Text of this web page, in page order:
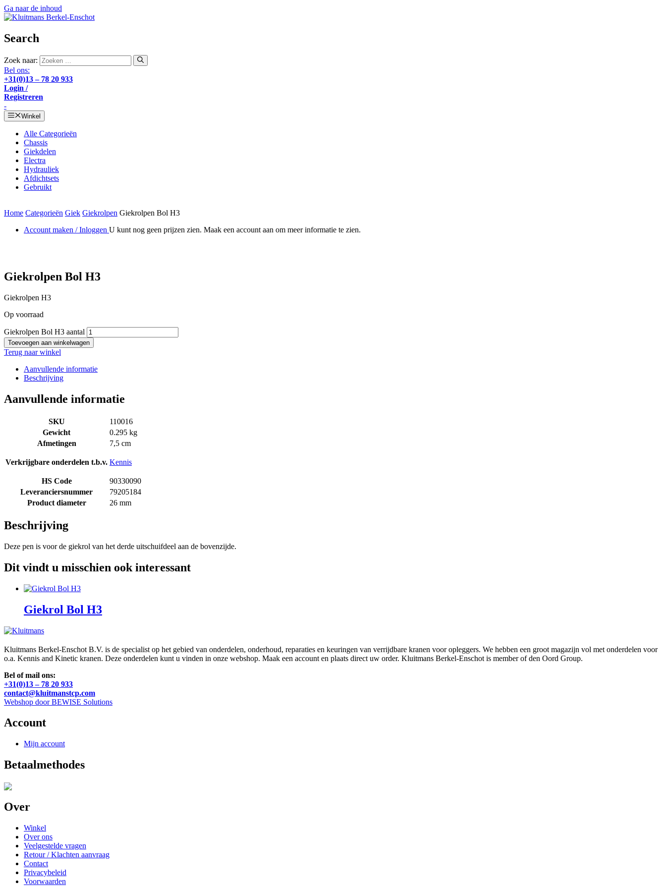
Ga naar de inhoud
Search
Zoek naar:
Bel ons:
+31(0)13 – 78 20 933
Login /
Registreren
-
Winkel
Alle Categorieën
Chassis
Giekdelen
Electra
Hydrauliek
Afdichtsets
Gebruikt
Home Categorieën Giek Giekrolpen Giekrolpen Bol H3
Account maken / Inloggen U kunt nog geen prijzen zien. Maak een account aan om meer informatie te zien.
Giekrolpen Bol H3
Giekrolpen H3
Op voorraad
Giekrolpen Bol H3 aantal
Toevoegen aan winkelwagen
Terug naar winkel
Aanvullende informatie
Beschrijving
Aanvullende informatie
SKU
110016
Gewicht
0.295 kg
Afmetingen
7,5 cm
Verkrijgbare onderdelen t.b.v. Kennis
HS Code
90330090
Leveranciersnummer
79205184
Product diameter
26 mm
Beschrijving
Deze pen is voor de giekrol van het derde uitschuifdeel aan de bovenzijde.
Dit vindt u misschien ook interessant
Giekrol Bol H3
Kluitmans Berkel-Enschot B.V. is de specialist op het gebied van onderdelen, onderhoud, reparaties en keuringen van verrijdbare kranen voor opleggers. We hebben een groot magazijn vol met onderdelen voor
o.a. Kennis and Kinetic kranen. Deze onderdelen kunt u vinden in onze webshop. Maak een account en plaats direct uw order. Kluitmans Berkel-Enschot is member of den Oord Group.
Bel of mail ons:
+31(0)13 – 78 20 933
contact@kluitmanstcp.com
Webshop door BEWISE Solutions
Account
Mijn account
Betaalmethodes
Over
Winkel
Over ons
Veelgestelde vragen
Retour / Klachten aanvraag
Contact
Privacybeleid
Voorwaarden